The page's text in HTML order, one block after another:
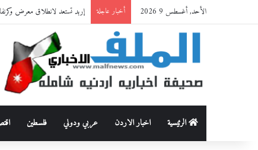
الأحد, أغسطس 9 2026 أخبار عاجلة إربد تستعد لانطلاق معرض وكرنفال
الرئيسية اخبار الاردن عربي ودولي فلسطين